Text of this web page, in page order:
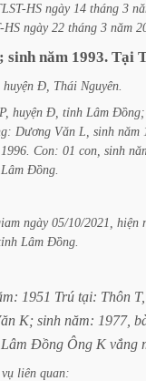
HS ngày 14 tháng 3
HS ngày 22 tháng 3 năm
sinh năm 1993. Tại
huyện Đ, Thái Nguyên.
P, huyện Đ, tỉnh Lâm Đồng;
Dương Văn L, sinh năm
1996. Con: 01 con, sinh
Lâm Đồng.
ngày 05/10/2021, hiện
Lâm Đồng.
1951 Trú tại: Thôn T,
K; sinh năm: 1977,
Lâm Đồng Ông K vắng
vụ liên quan: